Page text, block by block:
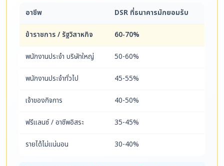
อาชีพ DSR ที่ธนาคารมักยอมรับ
ข้าราชการ / รัฐวิสาหกิจ 60-70%
พนักงานประจำ บริษัทใหญ่ 50-60%
พนักงานประจำทั่วไป 45-55%
เจ้าของกิจการ 40-50%
ฟรีแลนซ์ / อาชีพอิสระ 35-45%
รายได้ไม่แน่นอน 30-40%